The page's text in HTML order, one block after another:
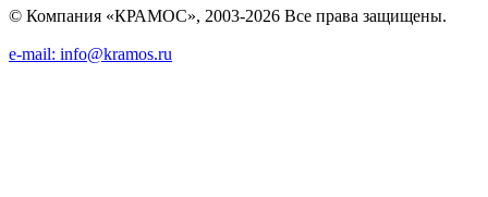
© Компания «КРАМОС», 2003-2026 Все права защищены.
e-mail: info@kramos.ru